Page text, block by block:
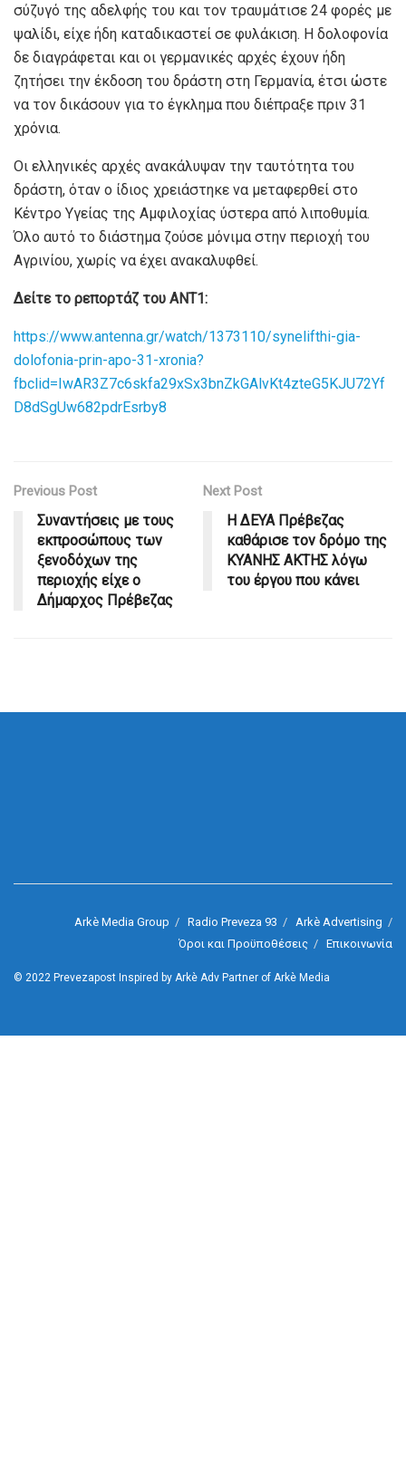
σύζυγό της αδελφής του και τον τραυμάτισε 24 φορές με
ψαλίδι, είχε ήδη καταδικαστεί σε φυλάκιση. Η δολοφονία
δε διαγράφεται και οι γερμανικές αρχές έχουν ήδη
ζητήσει την έκδοση του δράστη στη Γερμανία, έτσι ώστε
να τον δικάσουν για το έγκλημα που διέπραξε πριν 31
χρόνια.
Οι ελληνικές αρχές ανακάλυψαν την ταυτότητα του
δράστη, όταν ο ίδιος χρειάστηκε να μεταφερθεί στο
Κέντρο Υγείας της Αμφιλοχίας ύστερα από λιποθυμία.
Όλο αυτό το διάστημα ζούσε μόνιμα στην περιοχή του
Αγρινίου, χωρίς να έχει ανακαλυφθεί.
Δείτε το ρεπορτάζ του ΑΝΤ1:
https://www.antenna.gr/watch/1373110/synelifthi-gia-
dolofonia-prin-apo-31-xronia?
fbclid=IwAR3Z7c6skfa29xSx3bnZkGAlvKt4zteG5KJU72Yf
D8dSgUw682pdrEsrby8
Previous Post
Συναντήσεις με τους
εκπροσώπους των
ξενοδόχων της
περιοχής είχε ο
Δήμαρχος Πρέβεζας
Next Post
Η ΔΕΥΑ Πρέβεζας
καθάρισε τον δρόμο της
ΚΥΑΝΗΣ ΑΚΤΗΣ λόγω
του έργου που κάνει
Arkè Media Group Radio Preveza 93
Arkè Advertising
Όροι και Προϋποθέσεις
Επικοινωνία
© 2022 Prevezapost Inspired by Arkè Adv Partner of Arkè Media